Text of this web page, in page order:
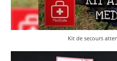
Kit de secours